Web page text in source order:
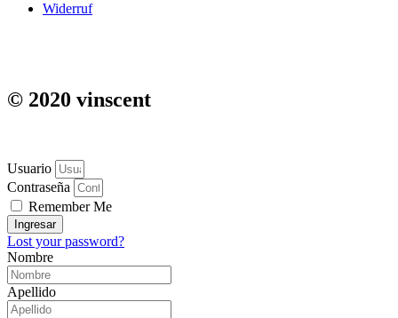
Widerruf
© 2020 vinscent
Usuario
Contraseña
Remember Me
Ingresar
Lost your password?
Nombre
Apellido